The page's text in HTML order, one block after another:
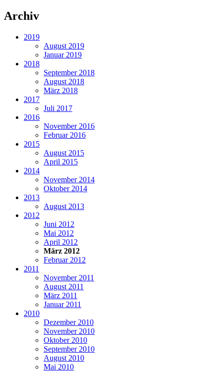
Archiv
2019
August 2019
Januar 2019
2018
September 2018
August 2018
März 2018
2017
Juli 2017
2016
November 2016
Februar 2016
2015
August 2015
April 2015
2014
November 2014
Oktober 2014
2013
August 2013
2012
Juni 2012
Mai 2012
April 2012
März 2012
Februar 2012
2011
November 2011
August 2011
März 2011
Januar 2011
2010
Dezember 2010
November 2010
Oktober 2010
September 2010
August 2010
Mai 2010